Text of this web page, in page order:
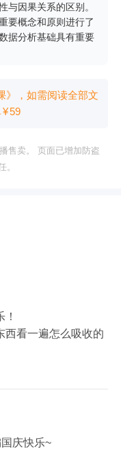
与因果关系的区别。
要概念和原则进行了
据分析基础具有重要
》，如需阅读全部文
¥59
售卖。 页面已增加防盗
。
西看一遍怎么吸收的
庆快乐~